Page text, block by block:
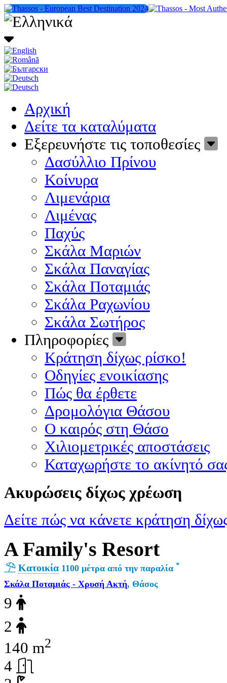
Αρχική
Δείτε τα καταλύματα
Εξερευνήστε τις τοποθεσίες
Δασύλλιο Πρίνου
Κοίνυρα
Λιμενάρια
Λιμένας
Παχύς
Σκάλα Μαριών
Σκάλα Παναγίας
Σκάλα Ποταμιάς
Σκάλα Ραχωνίου
Σκάλα Σωτήρος
Πληροφορίες
Κράτηση δίχως ρίσκο!
Οδηγίες ενοικίασης
Πώς θα έρθετε
Δρομολόγια Θάσου
Ο καιρός στη Θάσο
Χιλιομετρικές αποστάσεις
Καταχωρήστε το ακίνητό
Ακυρώσεις δίχως χρέωση
Δείτε πώς να κάνετε κράτηση
A Family's Resort
Κατοικία 1100 μέτρα από την παραλία *
Σκάλα Ποταμιάς - Χρυσή Ακτή, Θάσος
9
2
140 m2
4